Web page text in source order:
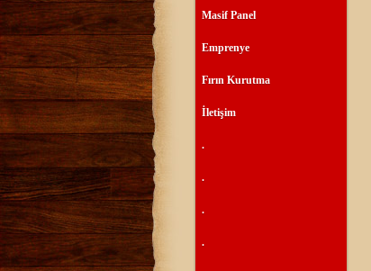
Masif Panel
Emprenye
Fırın Kurutma
İletişim
.
.
.
.